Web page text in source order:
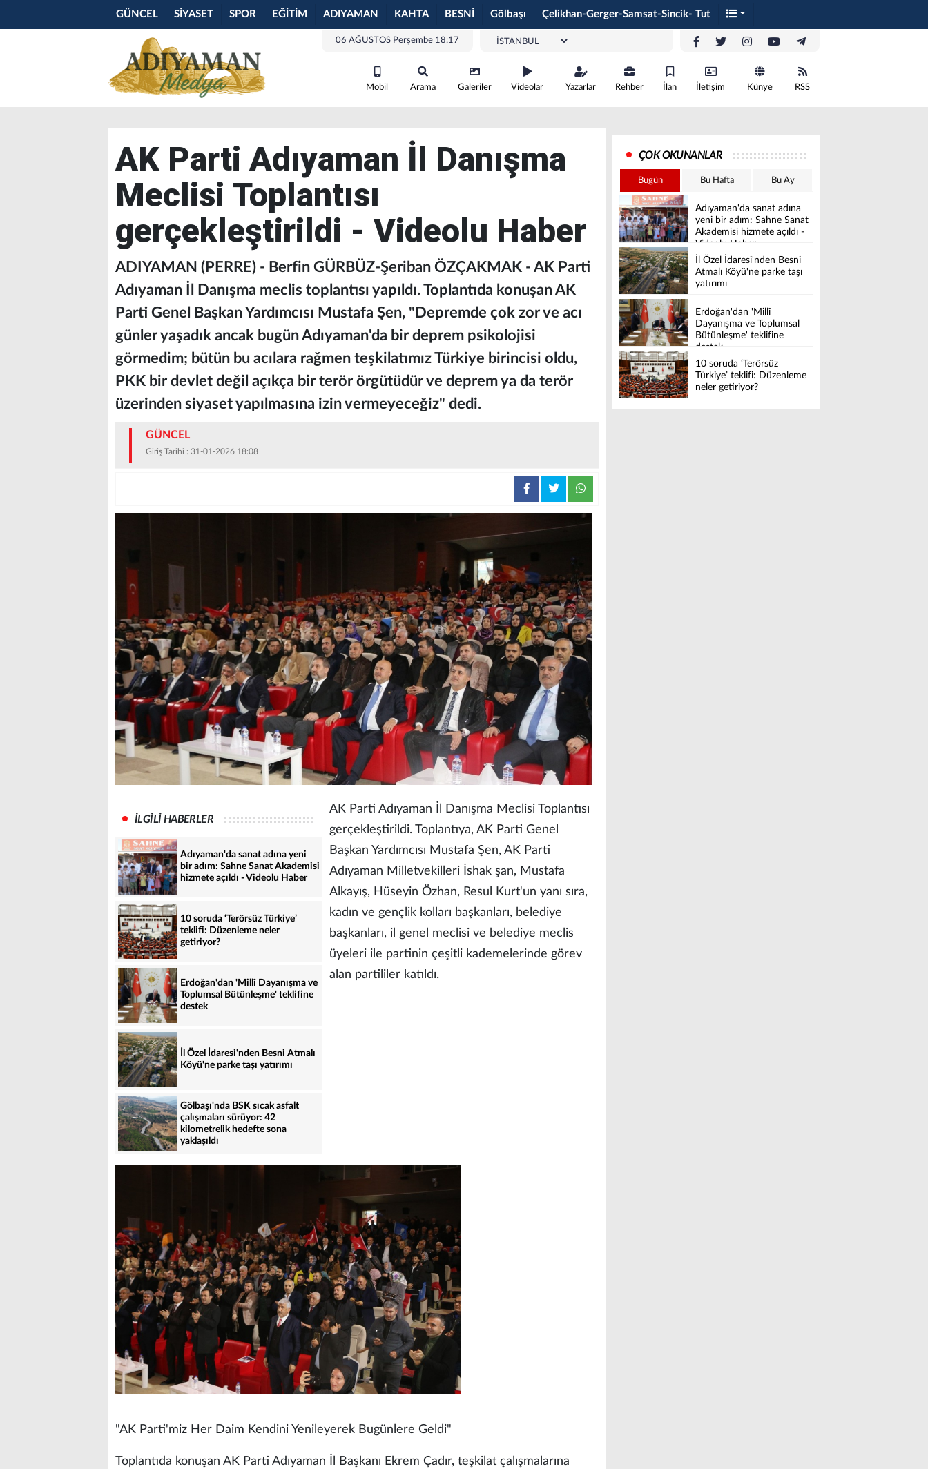
GÜNCEL SİYASET SPOR EĞİTİM ADIYAMAN KAHTA BESNİ Gölbaşı Çelikhan-Gerger-Samsat-Sincik- Tut
06 AĞUSTOS Perşembe 18:17
Mobil Arama Galeriler Videolar Yazarlar Rehber İlan İletişim Künye RSS
AK Parti Adıyaman İl Danışma
Meclisi Toplantısı
gerçekleştirildi - Videolu Haber
ADIYAMAN (PERRE) - Berfin GÜRBÜZ-Şeriban ÖZÇAKMAK - AK Parti
Adıyaman İl Danışma meclis toplantısı yapıldı. Toplantıda konuşan AK
Parti Genel Başkan Yardımcısı Mustafa Şen, "Depremde çok zor ve acı
günler yaşadık ancak bugün Adıyaman'da bir deprem psikolojisi
görmedim; bütün bu acılara rağmen teşkilatımız Türkiye birincisi oldu,
PKK bir devlet değil açıkça bir terör örgütüdür ve deprem ya da terör
üzerinden siyaset yapılmasına izin vermeyeceğiz" dedi.
GÜNCEL
Giriş Tarihi : 31-01-2026 18:08
İLGİLİ HABERLER
Adıyaman'da sanat adına yeni
bir adım: Sahne Sanat Akademisi
hizmete açıldı - Videolu Haber
10 soruda ‘Terörsüz Türkiye’
teklifi: Düzenleme neler
getiriyor?
Erdoğan'dan 'Millî Dayanışma ve
Toplumsal Bütünleşme' teklifine
destek
İl Özel İdaresi'nden Besni Atmalı
Köyü'ne parke taşı yatırımı
Gölbaşı'nda BSK sıcak asfalt
çalışmaları sürüyor: 42
kilometrelik hedefte sona
yaklaşıldı
AK Parti Adıyaman İl Danışma Meclisi Toplantısı
gerçekleştirildi. Toplantıya, AK Parti Genel
Başkan Yardımcısı Mustafa Şen, AK Parti
Adıyaman Milletvekilleri İshak şan, Mustafa
Alkayış, Hüseyin Özhan, Resul Kurt'un yanı sıra,
kadın ve gençlik kolları başkanları, belediye
başkanları, il genel meclisi ve belediye meclis
üyeleri ile partinin çeşitli kademelerinde görev
alan partililer katıldı.
"AK Parti'miz Her Daim Kendini Yenileyerek Bugünlere Geldi"
Toplantıda konuşan AK Parti Adıyaman İl Başkanı Ekrem Çadır, teşkilat çalışmalarına
ÇOK OKUNANLAR
Bugün Bu Hafta Bu Ay
Adıyaman'da sanat adına
yeni bir adım: Sahne Sanat
Akademisi hizmete açıldı -
Videolu Haber
İl Özel İdaresi'nden Besni
Atmalı Köyü'ne parke taşı
yatırımı
Erdoğan'dan 'Millî
Dayanışma ve Toplumsal
Bütünleşme' teklifine
destek
10 soruda ‘Terörsüz
Türkiye’ teklifi: Düzenleme
neler getiriyor?